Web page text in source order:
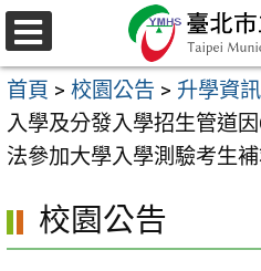
跳
至
主
要
內
區
選
單
首頁 > 校園公告 > 升學資訊
入學及分發入學招生管道
法參加大學入學測驗考生
校園公告